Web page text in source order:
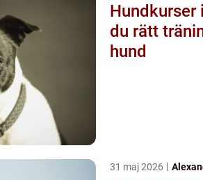
Hundkurser i
du rätt
hund
31 maj 2026